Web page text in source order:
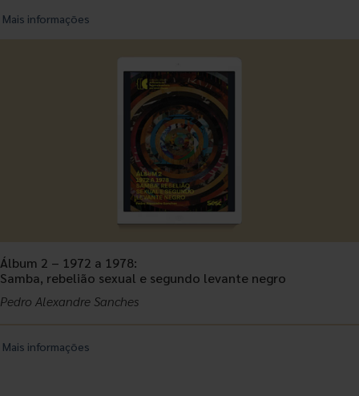
Mais informações
Álbum 2 – 1972 a 1978:
Samba, rebelião sexual e segundo levante negro
Pedro Alexandre Sanches
Mais informações